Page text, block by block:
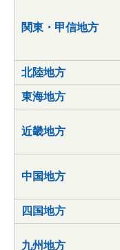
関東・甲信地方
北陸地方
東海地方
近畿地方
中国地方
四国地方
九州地方